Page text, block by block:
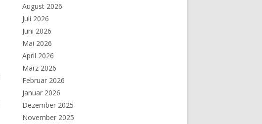
August 2026
Juli 2026
Juni 2026
Mai 2026
April 2026
März 2026
Februar 2026
Januar 2026
Dezember 2025
November 2025